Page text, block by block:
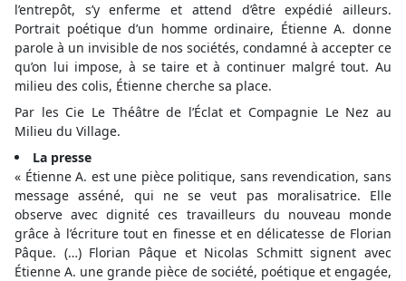
l’entrepôt, s’y enferme et attend d’être expédié ailleurs.
Portrait poétique d’un homme ordinaire, Étienne A. donne
parole à un invisible de nos sociétés, condamné à accepter ce
qu’on lui impose, à se taire et à continuer malgré tout. Au
milieu des colis, Étienne cherche sa place.
Par les Cie Le Théâtre de l’Éclat et Compagnie Le Nez au
Milieu du Village.
La presse
« Étienne A. est une pièce politique, sans revendication, sans
message asséné, qui ne se veut pas moralisatrice. Elle
observe avec dignité ces travailleurs du nouveau monde
grâce à l’écriture tout en finesse et en délicatesse de Florian
Pâque. (…) Florian Pâque et Nicolas Schmitt signent avec
Étienne A. une grande pièce de société, poétique et engagée,